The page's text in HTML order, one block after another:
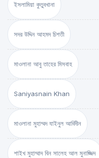
ইসলামিয়া কুতুবখানা
সদর উদ্দিন আহমদ চিশতী
মাওলানা আবু তাহের মিসবাহ
Saniyasnain Khan
মাওলানা মুহাম্মদ যাইনুল আবিদীন
শাইখ মুহাম্মাদ বিন সালেহ আল মুনাজ্জিদ